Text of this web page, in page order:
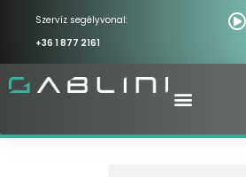
Szervíz segélyvonal:
+36 1 877 2161